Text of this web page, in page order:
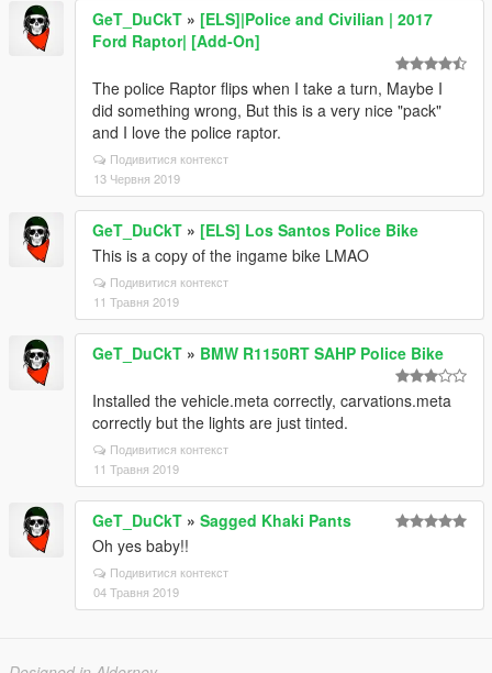
GeT_DuCkT » [ELS]|Police and Civilian | 2017
Ford Raptor| [Add-On]
The police Raptor flips when I take a turn, Maybe I
did something wrong, But this is a very nice "pack"
and I love the police raptor.
Подивитися контекст
13 Червня 2019
GeT_DuCkT » [ELS] Los Santos Police Bike
This is a copy of the ingame bike LMAO
Подивитися контекст
11 Травня 2019
GeT_DuCkT » BMW R1150RT SAHP Police Bike
Installed the vehicle.meta correctly, carvations.meta
correctly but the lights are just tinted.
Подивитися контекст
11 Травня 2019
GeT_DuCkT » Sagged Khaki Pants
Oh yes baby!!
Подивитися контекст
04 Травня 2019